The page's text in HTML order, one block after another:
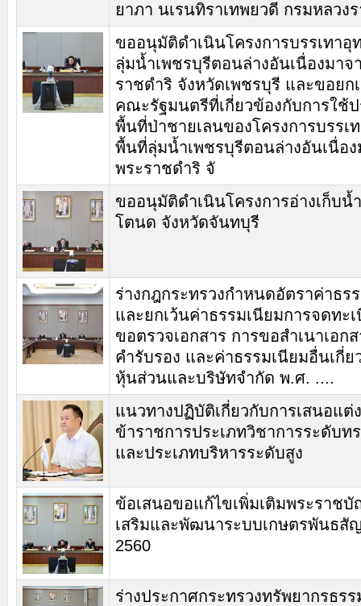
ยาภา นเรนทิราเทพยวดี กรมหลวง
ขออนุมัติดำเนินโครงการบรรเทา
ลุ่มน้ำเพชรบุรีตอนล่างอันเนื่องมาจ
ราชดำริ จังหวัดเพชรบุรี และขอยก
คณะรัฐมนตรีที่เกี่ยวข้องกับการใช้
พื้นที่ป่าชายเลนของโครงการบรรเ
พื้นที่ลุ่มน้ำเพชรบุรีตอนล่างอันเนื่อง
พระราชดำริ จั
ขออนุมัติดำเนินโครงการอ่างเก็บน้
โตนด จังหวัดจันทบุรี
ร่างกฎกระทรวงกำหนดอัตราค่าธร
และยกเว้นค่าธรรมเนียมการจดทะ
ขอตรวจเอกสาร การขอสำเนาเอก
คำรับรอง และค่าธรรมเนียมอื่นเกี่ย
หุ้นส่วนและบริษัทจำกัด พ.ศ. ....
แนวทางปฏิบัติเกี่ยวกับการเสนอแต่
ข้าราชการประเภทวิชาการระดับ
และประเภทบริหารระดับสูง
ข้อเสนอขอแก้ไขเพิ่มเติมพระราช
เสริมและพัฒนาระบบเกษตรพันธสั
2560
ร่างประกาศกระทรวงทรัพยากรธร